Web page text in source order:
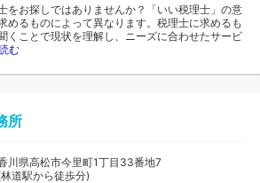
をお探しではありませんか？「いい税理士」の意
めるものによって異なります。税理士に求めるも
くことで現状を理解し、ニーズに合わせたサービ
む
所
川県高松市今里町1丁目33番地7
道駅から徒歩分)